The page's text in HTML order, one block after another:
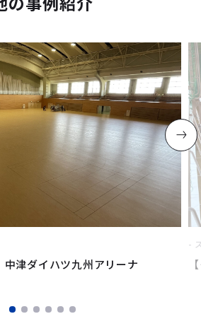
中津ダイハツ九州アリーナ